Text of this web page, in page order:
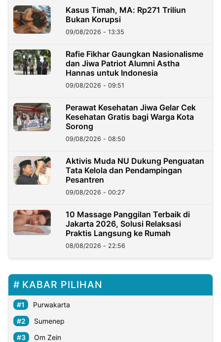
Kasus Timah, MA: Rp271 Triliun
Bukan Korupsi
09/08/2026 - 13:35
Rafie Fikhar Gaungkan Nasionalisme
dan Jiwa Patriot Alumni Astha
Hannas untuk Indonesia
09/08/2026 - 09:51
Perawat Kesehatan Jiwa Gelar Cek
Kesehatan Gratis bagi Warga Kota
Sorong
09/08/2026 - 08:50
Aktivis Muda NU Dukung Penguatan
Tata Kelola dan Pendampingan
Pesantren
09/08/2026 - 00:27
10 Massage Panggilan Terbaik di
Jakarta 2026, Solusi Relaksasi
Praktis Langsung ke Rumah
08/08/2026 - 22:56
KABAR PILIHAN
Purwakarta
Sumenep
Om Zein